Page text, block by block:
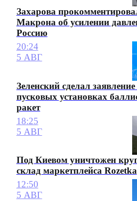
Захарова
Макрона об усилении
Россию
20:24
5 АВГ
Зеленский сделал заявление
пусковых установках
ракет
18:25
5 АВГ
Под Киевом уничтожен
склад маркетплейса Rozetka
12:50
5 АВГ